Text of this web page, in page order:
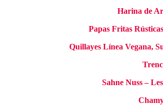
Harina de
Papas Fritas
Quillayes Línea Vegana,
Sahne Nuss –